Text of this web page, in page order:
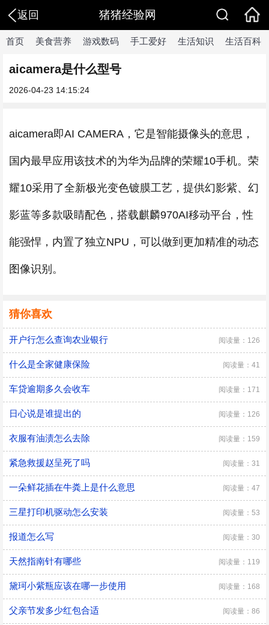
返回 猪猪经验网
首页 美食营养 游戏数码 手工爱好 生活知识 生活百科
aicamera是什么型号
2026-04-23 14:15:24
aicamera即AI CAMERA，它是智能摄像头的意思，
国内最早应用该技术的为华为品牌的荣耀10手机。荣
耀10采用了全新极光变色镀膜工艺，提供幻影紫、幻
影蓝等多款吸睛配色，搭载麒麟970AI移动平台，性
能强悍，内置了独立NPU，可以做到更加精准的动态
图像识别。
猜你喜欢
开户行怎么查询农业银行 阅读量：126
什么是全家健康保险 阅读量：41
车贷逾期多久会收车 阅读量：171
日心说是谁提出的 阅读量：126
衣服有油渍怎么去除 阅读量：159
紧急救援赵呈死了吗 阅读量：31
一朵鲜花插在牛粪上是什么意思 阅读量：47
三星打印机驱动怎么安装 阅读量：53
报道怎么写 阅读量：30
天然指南针有哪些 阅读量：119
黛珂小紫瓶应该在哪一步使用 阅读量：168
父亲节发多少红包合适 阅读量：86